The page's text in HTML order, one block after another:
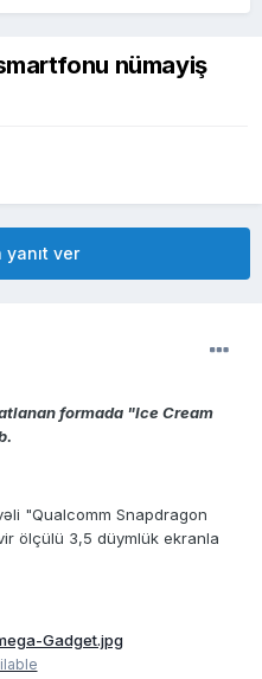
nümayiş
yanıt ver
formada "Ice Cream
"Qualcomm Snapdragon
ölçülü 3,5 düymlük ekranla
Gadget.jpg